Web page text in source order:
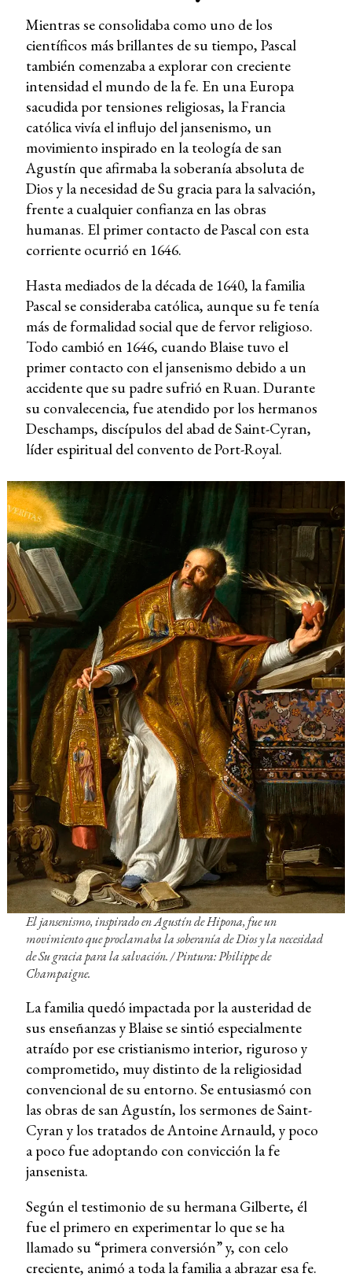
Mientras se consolidaba como uno de los
científicos más brillantes de su tiempo, Pascal
también comenzaba a explorar con creciente
intensidad el mundo de la fe. En una Europa
sacudida por tensiones religiosas, la Francia
católica vivía el influjo del jansenismo, un
movimiento inspirado en la teología de san
Agustín que afirmaba la soberanía absoluta de
Dios y la necesidad de Su gracia para la salvación,
frente a cualquier confianza en las obras
humanas. El primer contacto de Pascal con esta
corriente ocurrió en 1646.
Hasta mediados de la década de 1640, la familia
Pascal se consideraba católica, aunque su fe tenía
más de formalidad social que de fervor religioso.
Todo cambió en 1646, cuando Blaise tuvo el
primer contacto con el jansenismo debido a un
accidente que su padre sufrió en Ruan. Durante
su convalecencia, fue atendido por los hermanos
Deschamps, discípulos del abad de Saint-Cyran,
líder espiritual del convento de Port-Royal.
El jansenismo, inspirado en Agustín de Hipona, fue un
movimiento que proclamaba la soberanía de Dios y la necesidad
de Su gracia para la salvación. / Pintura: Philippe de
Champaigne.
La familia quedó impactada por la austeridad de
sus enseñanzas y Blaise se sintió especialmente
atraído por ese cristianismo interior, riguroso y
comprometido, muy distinto de la religiosidad
convencional de su entorno. Se entusiasmó con
las obras de san Agustín, los sermones de Saint-
Cyran y los tratados de Antoine Arnauld, y poco
a poco fue adoptando con convicción la fe
jansenista.
Según el testimonio de su hermana Gilberte, él
fue el primero en experimentar lo que se ha
llamado su “primera conversión” y, con celo
creciente, animó a toda la familia a abrazar esa fe.